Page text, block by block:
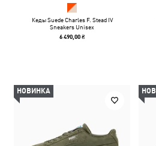
Кеды Suede Charles F. Stead IV
Sneakers Unisex
6 490,00 ₴
НОВИНКА